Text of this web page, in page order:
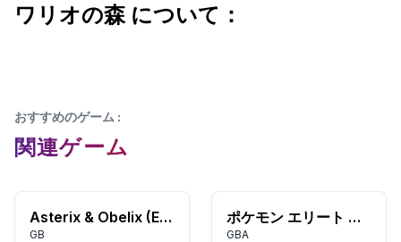
ワリオの森 について：
おすすめのゲーム :
関連ゲーム
Asterix & Obelix (Europe) (Fr,De)
GB
ポケモン エリート リダックス
GBA